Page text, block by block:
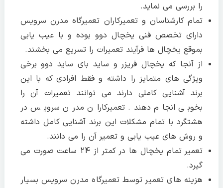
را بررسی می نماید.
تمام کارشناسان و تعمیرکاران تعمیرگاه مدرن سرویس
دارای تخصص فنی یخچال دوو بوده و با عیب یابی
بموقع یخچال ها فرآیند تعمیرات را تسریع می بخشند.
از آنجا که یخچال فریزر و ساید بای ساید دوو برخی
ویژگی های متمایز را داشته و فقط افرادی که با این
برند آشنایی کاملی دارند می توانند تعمیرات آن را
بخوبی انجام دهند. تعمیرکاران مدرن سرویس در
هشتگرد با تمام مشکلات این برند آشنایی کامل داشته
و روش های عیب یابی و تعمیر آن را می دانند.
تعمیر تمام یخچال ها در کمتر از 24 ساعت صورت می
گیرد.
هزینه های تعمیر توسط تعمیرگاه مدرن سرویس بسیار